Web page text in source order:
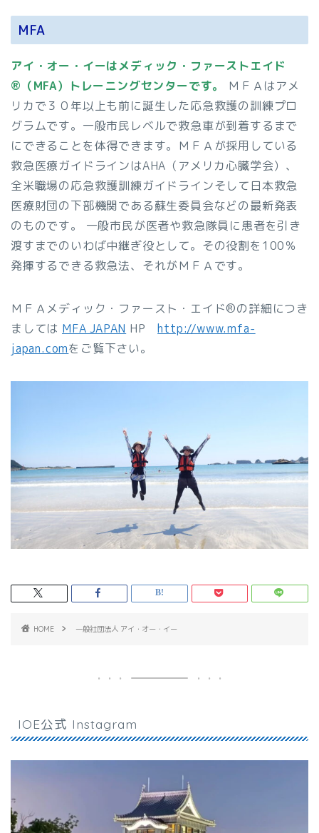
MFA
アイ・オー・イーはメディック・ファーストエイド
®（MFA）トレーニングセンターです。
ＭＦＡはアメ
リカで３０年以上も前に誕生した応急救護の訓練プロ
グラムです。一般市民レベルで救急車が到着するまで
にできることを体得できます。ＭＦＡが採用している
救急医療ガイドラインはAHA（アメリカ心臓学会）、
全米職場の応急救護訓練ガイドラインそして日本救急
医療財団の下部機関である蘇生委員会などの最新発表
のものです。 一般市民が医者や救急隊員に患者を引き
渡すまでのいわば中継ぎ役として。その役割を100％
発揮するできる救急法、それがＭＦＡです。
ＭＦＡメディック・ファースト・エイド®の詳細につき
ましては MFA JAPAN HPhttp://www.mfa-
japan.comをご覧下さい。
HOME 一般社団法人 アイ・オー・イー
IOE公式 Instagram